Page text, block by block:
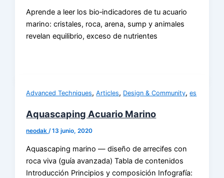
Aprende a leer los bio‑indicadores de tu acuario
marino: cristales, roca, arena, sump y animales
revelan equilibrio, exceso de nutrientes
Advanced Techniques,Articles, Design & Community,es
Aquascaping Acuario Marino
neodak/13 junio, 2020
Aquascaping marino — diseño de arrecifes con
roca viva (guía avanzada) Tabla de contenidos
Introducción Principios y composición Infografía: